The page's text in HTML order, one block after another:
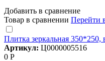
Добавить в сравнение
Товар в сравнении Перейти
Плитка зеркальная 350*250,
Артикул: Ц0000005516
0 Р